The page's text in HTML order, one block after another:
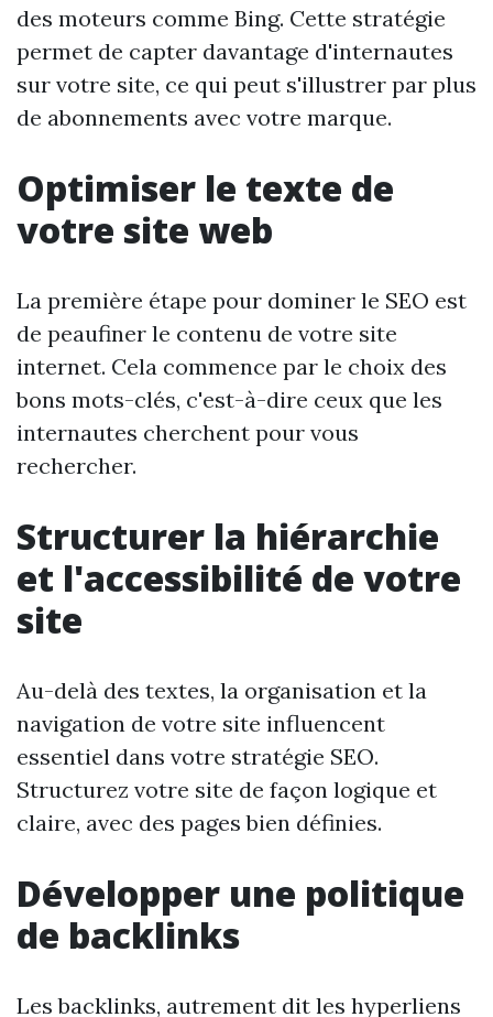
des moteurs comme Bing. Cette stratégie
permet de capter davantage d'internautes
sur votre site, ce qui peut s'illustrer par plus
de abonnements avec votre marque.
Optimiser le texte de
votre site web
La première étape pour dominer le SEO est
de peaufiner le contenu de votre site
internet. Cela commence par le choix des
bons mots-clés, c'est-à-dire ceux que les
internautes cherchent pour vous
rechercher.
Structurer la hiérarchie
et l'accessibilité de votre
site
Au-delà des textes, la organisation et la
navigation de votre site influencent
essentiel dans votre stratégie SEO.
Structurez votre site de façon logique et
claire, avec des pages bien définies.
Développer une politique
de backlinks
Les backlinks, autrement dit les hyperliens